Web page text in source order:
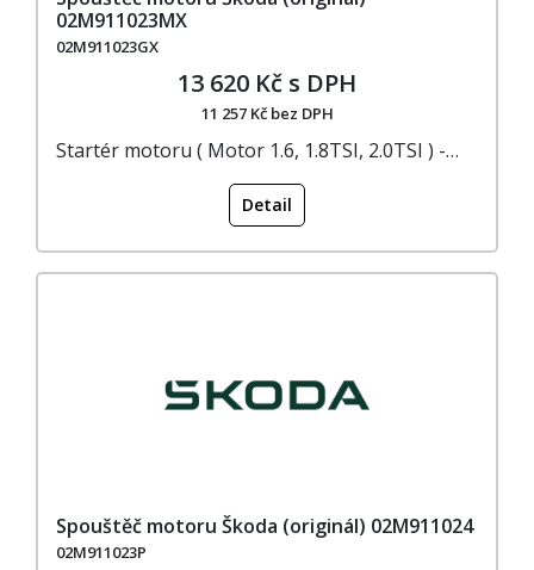
02M911023MX
02M911023GX
13 620 Kč s DPH
11 257 Kč bez DPH
Startér motoru ( Motor 1.6, 1.8TSI, 2.0TSI ) -…
Detail
Spouštěč motoru Škoda (originál) 02M911024
02M911023P